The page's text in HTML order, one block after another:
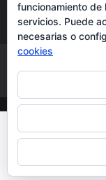
Política
funcionamiento de
servicios. Puede
necesarias o
cookies